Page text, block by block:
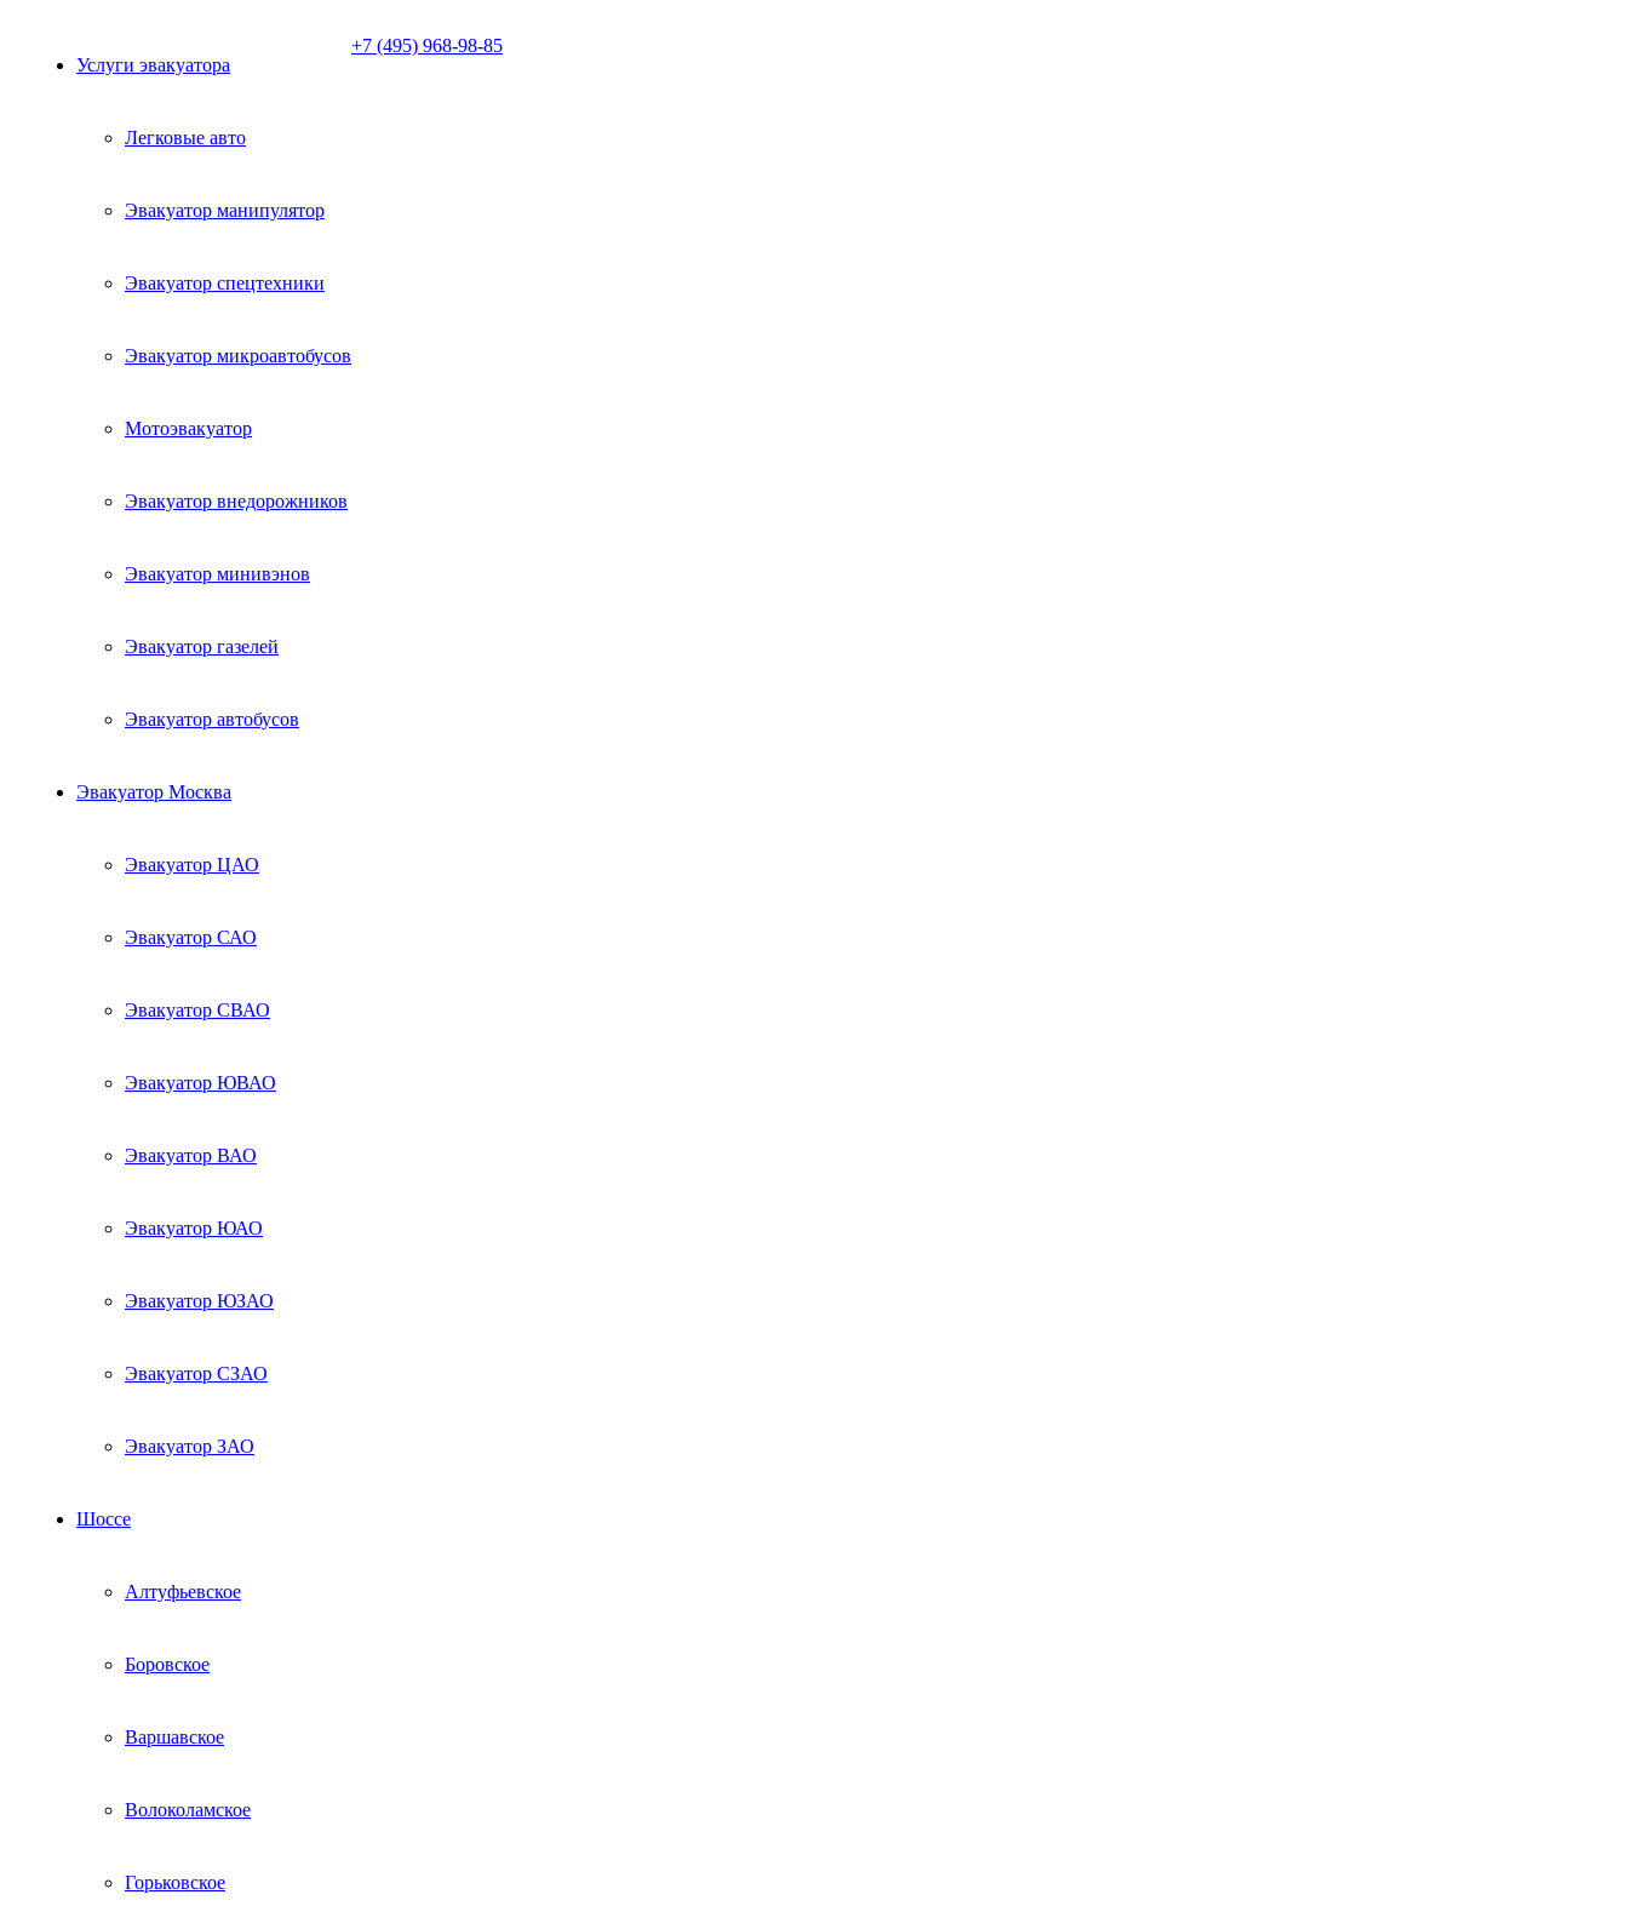
Услуги эвакуатора
Легковые авто
Эвакуатор манипулятор
Эвакуатор спецтехники
Эвакуатор микроавтобусов
Мотоэвакуатор
Эвакуатор внедорожников
Эвакуатор минивэнов
Эвакуатор газелей
Эвакуатор автобусов
Эвакуатор Москва
Эвакуатор ЦАО
Эвакуатор САО
Эвакуатор СВАО
Эвакуатор ЮВАО
Эвакуатор ВАО
Эвакуатор ЮАО
Эвакуатор ЮЗАО
Эвакуатор СЗАО
Эвакуатор ЗАО
Шоссе
Алтуфьевское
Боровское
Варшавское
Волоколамское
Горьковское
+7 (495) 968-98-85